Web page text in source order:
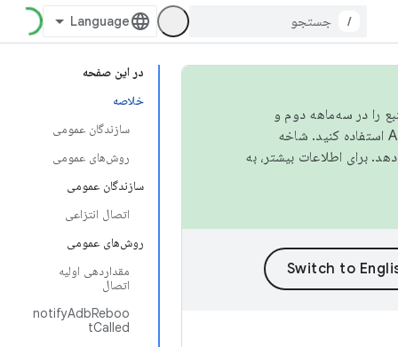
/
در این صفحه
خلاصه
سازندگان عمومی
روش‌های عمومی
سازندگان عمومی
اتصال انتزاعی
روش‌های عمومی
مقداردهی اولیه
اتصال
notifyAdbReboo
tCalled
را در سه‌ماهه دوم و
استفاده کنید. شاخه